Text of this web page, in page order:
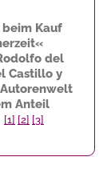
Kauf
del
Castillo y
Anteil
[1] [2] [3]